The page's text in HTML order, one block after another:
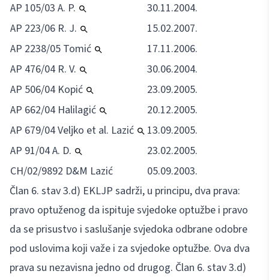
AP 105/03 A. P.
30.11.2004.
AP 223/06 R. J.
15.02.2007.
AP 2238/05 Tomić
17.11.2006.
AP 476/04 R. V.
30.06.2004.
AP 506/04 Kopić
23.09.2005.
AP 662/04 Halilagić
20.12.2005.
AP 679/04 Veljko et al. Lazić
13.09.2005.
AP 91/04 A. D.
23.02.2005.
CH/02/9892 D&M Lazić
05.09.2003.
Član 6. stav 3.d) EKLJP sadrži, u principu, dva prava:
pravo optuženog da ispituje svjedoke optužbe i pravo
da se prisustvo i saslušanje svjedoka odbrane odobre
pod uslovima koji važe i za svjedoke optužbe. Ova dva
prava su nezavisna jedno od drugog. Član 6. stav 3.d)